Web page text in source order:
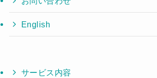
English
サービス内容